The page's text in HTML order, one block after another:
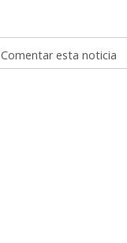
Comentar esta noticia